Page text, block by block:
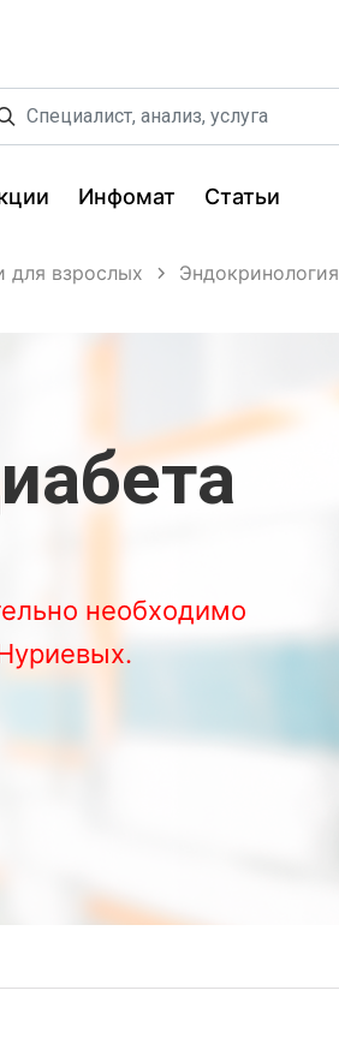
Инфомат Статьи
для взрослых Эндокринология
необходимо